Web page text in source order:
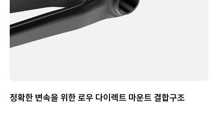
정확한 변속을 위한 로우 다이렉트 마운트 결합구조